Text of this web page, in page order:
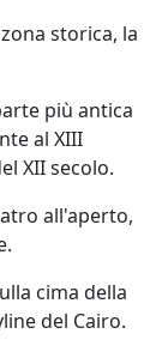
storica, la
più antica
al XIII
XII secolo.
all'aperto,
cima della
del Cairo.